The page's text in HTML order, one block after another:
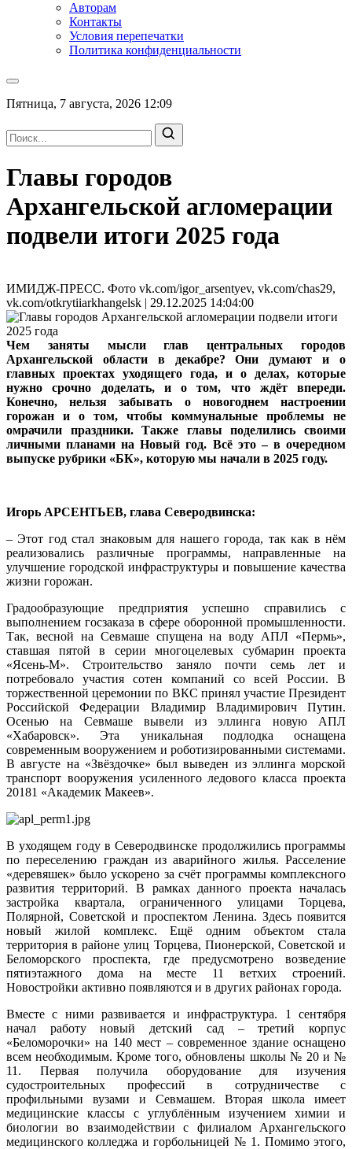
Авторам
Контакты
Условия перепечатки
Политика конфиденциальности
Пятница, 7 августа, 2026 12:09
Главы городов
Архангельской агломерации
подвели итоги 2025 года
ИМИДЖ-ПРЕСС. Фото vk.com/igor_arsentyev, vk.com/chas29,
vk.com/otkrytiiarkhangelsk | 29.12.2025 14:04:00
Чем заняты мысли глав центральных городов
Архангельской области в декабре? Они думают и о
главных проектах уходящего года, и о делах, которые
нужно срочно доделать, и о том, что ждёт впереди.
Конечно, нельзя забывать о новогоднем настроении
горожан и о том, чтобы коммунальные проблемы не
омрачили праздники. Также главы поделились своими
личными планами на Новый год. Всё это – в очередном
выпуске рубрики «БК», которую мы начали в 2025 году.
Игорь АРСЕНТЬЕВ, глава Северодвинска:
– Этот год стал знаковым для нашего города, так как в нём
реализовались различные программы, направленные на
улучшение городской инфраструктуры и повышение качества
жизни горожан.
Градообразующие предприятия успешно справились с
выполнением госзаказа в сфере оборонной промышленности.
Так, весной на Севмаше спущена на воду АПЛ «Пермь»,
ставшая пятой в серии многоцелевых субмарин проекта
«Ясень-М». Строительство заняло почти семь лет и
потребовало участия сотен компаний со всей России. В
торжественной церемонии по ВКС принял участие Президент
Российской Федерации Владимир Владимирович Путин.
Осенью на Севмаше вывели из эллинга новую АПЛ
«Хабаровск». Эта уникальная подлодка оснащена
современным вооружением и роботизированными системами.
В августе на «Звёздочке» был выведен из эллинга морской
транспорт вооружения усиленного ледового класса проекта
20181 «Академик Макеев».
В уходящем году в Северодвинске продолжились программы
по переселению граждан из аварийного жилья. Расселение
«деревяшек» было ускорено за счёт программы комплексного
развития территорий. В рамках данного проекта началась
застройка квартала, ограниченного улицами Торцева,
Полярной, Советской и проспектом Ленина. Здесь появится
новый жилой комплекс. Ещё одним объектом стала
территория в районе улиц Торцева, Пионерской, Советской и
Беломорского проспекта, где предусмотрено возведение
пятиэтажного дома на месте 11 ветхих строений.
Новостройки активно появляются и в других районах города.
Вместе с ними развивается и инфраструктура. 1 сентября
начал работу новый детский сад – третий корпус
«Беломорочки» на 140 мест – современное здание оснащено
всем необходимым. Кроме того, обновлены школы № 20 и №
11. Первая получила оборудование для изучения
судостроительных профессий в сотрудничестве с
профильными вузами и Севмашем. Вторая школа имеет
медицинские классы с углублённым изучением химии и
биологии во взаимодействии с филиалом Архангельского
медицинского колледжа и горбольницей № 1. Помимо этого,